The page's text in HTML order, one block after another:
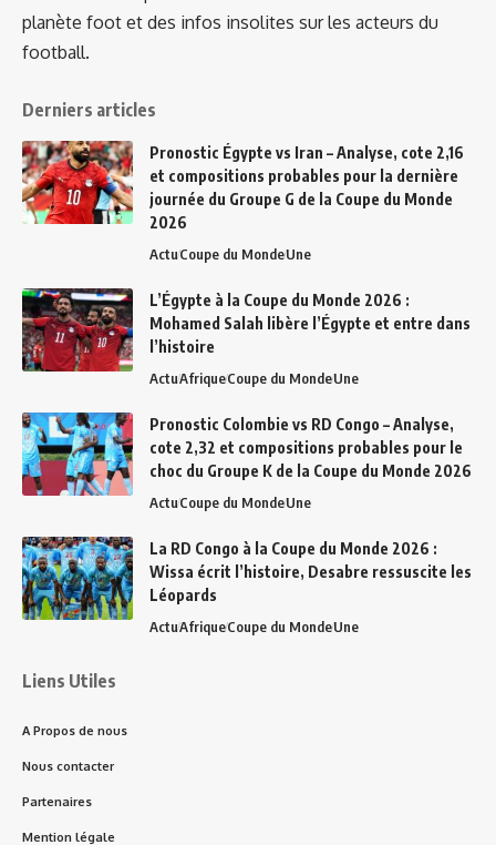
planète foot et des infos insolites sur les acteurs du
football.
Derniers articles
Pronostic Égypte vs Iran – Analyse, cote 2,16
et compositions probables pour la dernière
journée du Groupe G de la Coupe du Monde
2026
ActuCoupe du MondeUne
L’Égypte à la Coupe du Monde 2026 :
Mohamed Salah libère l’Égypte et entre dans
l’histoire
ActuAfriqueCoupe du MondeUne
Pronostic Colombie vs RD Congo – Analyse,
cote 2,32 et compositions probables pour le
choc du Groupe K de la Coupe du Monde 2026
ActuCoupe du MondeUne
La RD Congo à la Coupe du Monde 2026 :
Wissa écrit l’histoire, Desabre ressuscite les
Léopards
ActuAfriqueCoupe du MondeUne
Liens Utiles
A Propos de nous
Nous contacter
Partenaires
Mention légale